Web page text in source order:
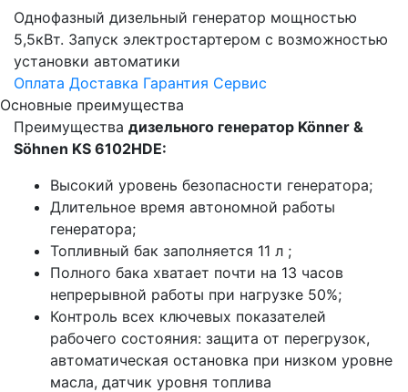
Однофазный дизельный генератор мощностью
5,5кВт. Запуск электростартером с возможностью
установки автоматики
Оплата Доставка Гарантия Сервис
Основные преимущества
Преимущества дизельного генератор Könner &
Söhnen KS 6102HDE:
Высокий уровень безопасности генератора;
Длительное время автономной работы
генератора;
Топливный бак заполняется 11 л ;
Полного бака хватает почти на 13 часов
непрерывной работы при нагрузке 50%;
Контроль всех ключевых показателей
рабочего состояния: защита от перегрузок,
автоматическая остановка при низком уровне
масла, датчик уровня топлива